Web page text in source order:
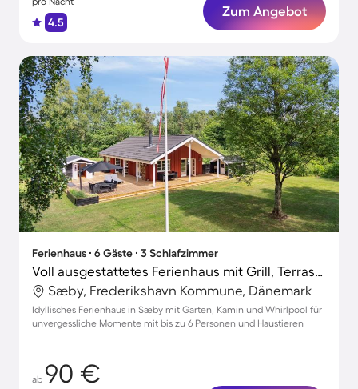
4.5
Zum Angebot
Ferienhaus ∙ 6 Gäste ∙ 3 Schlafzimmer
Voll ausgestattetes Ferienhaus mit Grill, Terrasse und Whirlpool | Haustiere sind willkommen
Sæby, Frederikshavn Kommune, Dänemark
Idyllisches Ferienhaus in Sæby mit Garten, Kamin und Whirlpool für
unvergessliche Momente mit bis zu 6 Personen und Haustieren
ab 90 €